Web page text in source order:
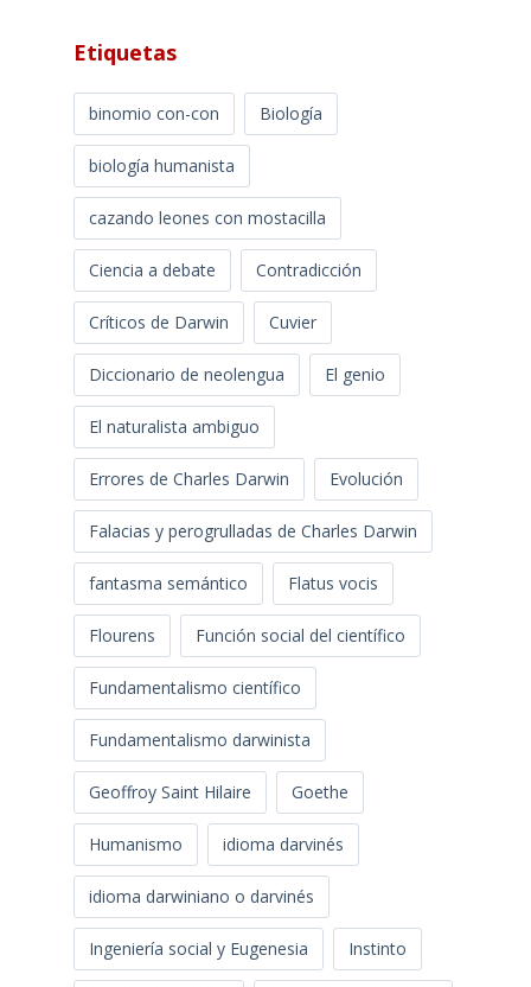
Etiquetas
binomio con-con Biología
biología humanista
cazando leones con mostacilla
Ciencia a debate Contradicción
Críticos de Darwin Cuvier
Diccionario de neolengua El genio
El naturalista ambiguo
Errores de Charles Darwin Evolución
Falacias y perogrulladas de Charles Darwin
fantasma semántico Flatus vocis
Flourens Función social del científico
Fundamentalismo científico
Fundamentalismo darwinista
Geoffroy Saint Hilaire Goethe
Humanismo idioma darvinés
idioma darwiniano o darvinés
Ingeniería social y Eugenesia Instinto